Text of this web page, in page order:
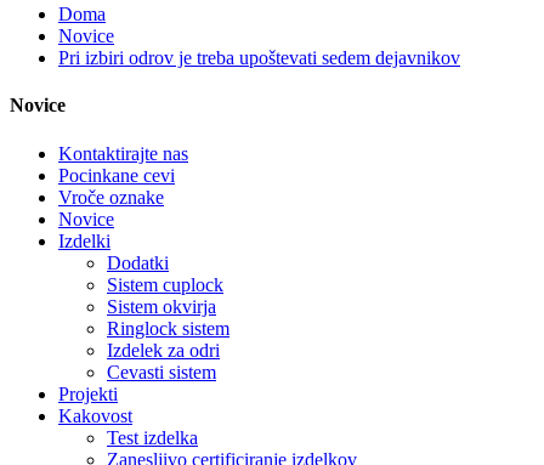
Doma
Novice
Pri izbiri odrov je treba upoštevati sedem dejavnikov
Novice
Kontaktirajte nas
Pocinkane cevi
Vroče oznake
Novice
Izdelki
Dodatki
Sistem cuplock
Sistem okvirja
Ringlock sistem
Izdelek za odri
Cevasti sistem
Projekti
Kakovost
Test izdelka
Zanesljivo certificiranje izdelkov